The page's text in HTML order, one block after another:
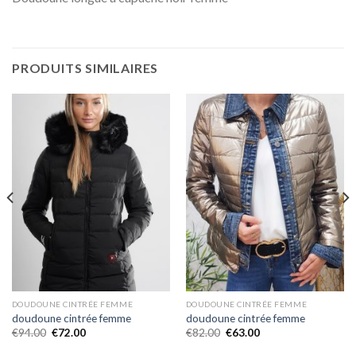
PRODUITS SIMILAIRES
DOUDOUNE CINTRÉE FEMME
doudoune cintrée femme
€94.00 €72.00
DOUDOUNE CINTRÉE FEMME
doudoune cintrée femme
€82.00 €63.00